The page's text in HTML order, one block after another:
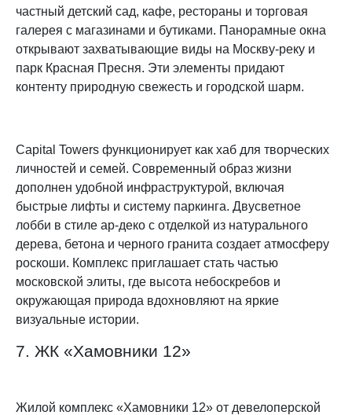
частный детский сад, кафе, рестораны и торговая
галерея с магазинами и бутиками. Панорамные окна
открывают захватывающие виды на Москву-реку и
парк Красная Пресня. Эти элементы придают
контенту природную свежесть и городской шарм.​
Capital Towers функционирует как хаб для творческих
личностей и семей. Современный образ жизни
дополнен удобной инфраструктурой, включая
быстрые лифты и систему паркинга. Двусветное
лобби в стиле ар-деко с отделкой из натурального
дерева, бетона и черного гранита создает атмосферу
роскоши. Комплекс приглашает стать частью
московской элиты, где высота небоскребов и
окружающая природа вдохновляют на яркие
визуальные истории.
7. ЖК «Хамовники 12»
Жилой комплекс «Хамовники 12» от девелоперской